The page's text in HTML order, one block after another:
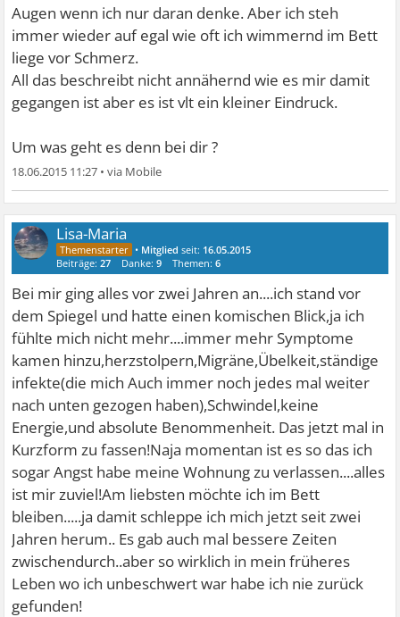
Augen wenn ich nur daran denke. Aber ich steh
immer wieder auf egal wie oft ich wimmernd im Bett
liege vor Schmerz.
All das beschreibt nicht annähernd wie es mir damit
gegangen ist aber es ist vlt ein kleiner Eindruck.
Um was geht es denn bei dir ?
18.06.2015 11:27 •
Lisa-Maria
• Mitglied seit: 16.05.2015
Beiträge:27 Danke:9 Themen:6
Bei mir ging alles vor zwei Jahren an....ich stand vor
dem Spiegel und hatte einen komischen Blick,ja ich
fühlte mich nicht mehr....immer mehr Symptome
kamen hinzu,herzstolpern,Migräne,Übelkeit,ständige
infekte(die mich Auch immer noch jedes mal weiter
nach unten gezogen haben),Schwindel,keine
Energie,und absolute Benommenheit. Das jetzt mal in
Kurzform zu fassen!Naja momentan ist es so das ich
sogar Angst habe meine Wohnung zu verlassen....alles
ist mir zuviel!Am liebsten möchte ich im Bett
bleiben.....ja damit schleppe ich mich jetzt seit zwei
Jahren herum.. Es gab auch mal bessere Zeiten
zwischendurch..aber so wirklich in mein früheres
Leben wo ich unbeschwert war habe ich nie zurück
gefunden!